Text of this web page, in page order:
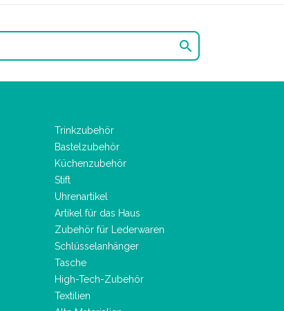

Trinkzubehör
Bastelzubehör
Küchenzubehör
Stift
Uhrenartikel
Artikel für das Haus
Zubehör für Lederwaren
Schlüsselanhänger
Tasche
High-Tech-Zubehör
Textilien